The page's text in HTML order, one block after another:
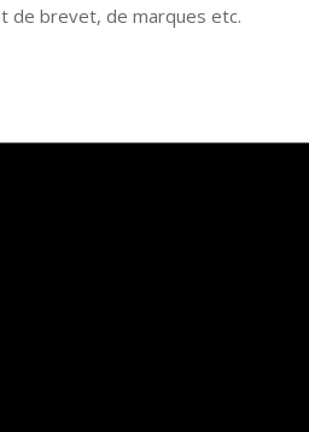
de brevet, de marques etc.